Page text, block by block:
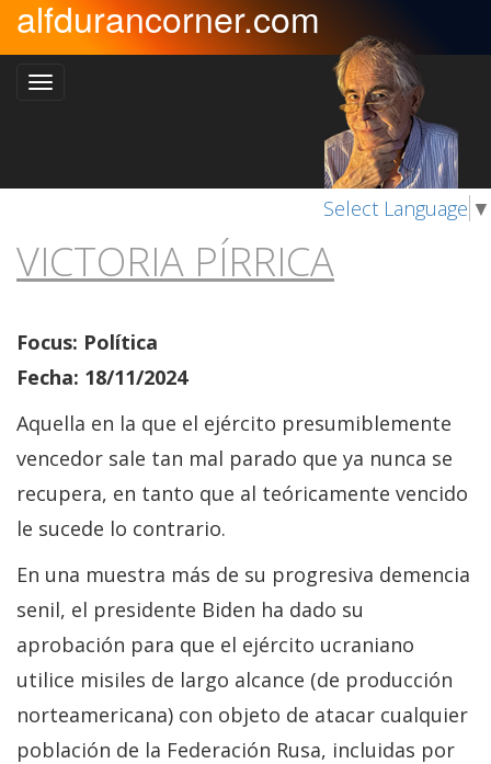
alfdurancorner.com
Select Language ▼
VICTORIA PÍRRICA
Focus: Política
Fecha: 18/11/2024
Aquella en la que el ejército presumiblemente
vencedor sale tan mal parado que ya nunca se
recupera, en tanto que al teóricamente vencido
le sucede lo contrario.
En una muestra más de su progresiva demencia
senil, el presidente Biden ha dado su
aprobación para que el ejército ucraniano
utilice misiles de largo alcance (de producción
norteamericana) con objeto de atacar cualquier
población de la Federación Rusa, incluidas por